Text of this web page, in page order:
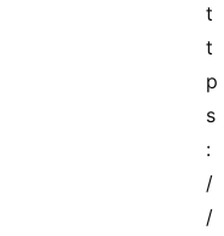
t
t
p
s
:
/
/